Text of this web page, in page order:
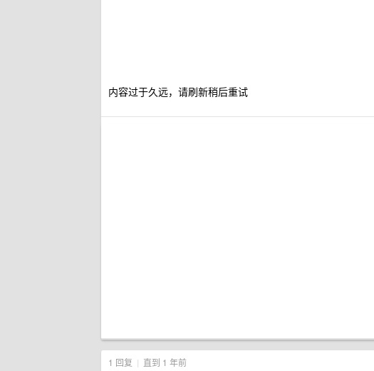
内容过于久远，请刷新稍后重试
1 回复 | 直到 1 年前